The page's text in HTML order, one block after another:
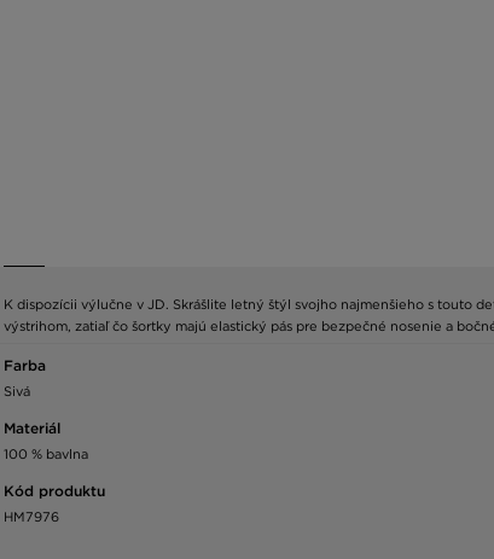
K dispozícii výlučne v JD. Skrášlite letný štýl svojho najmenšieho s touto
výstrihom, zatiaľ čo šortky majú elastický pás pre bezpečné nosenie a
Farba
Sivá
Materiál
100 % bavlna
Kód produktu
HM7976